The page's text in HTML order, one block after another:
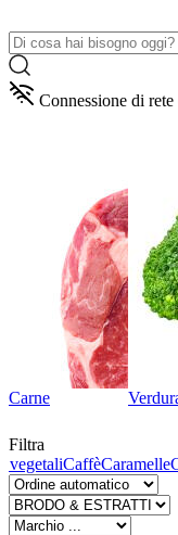
Connessione di
Carne
Filtra
vegetaliCaffèCaramelle